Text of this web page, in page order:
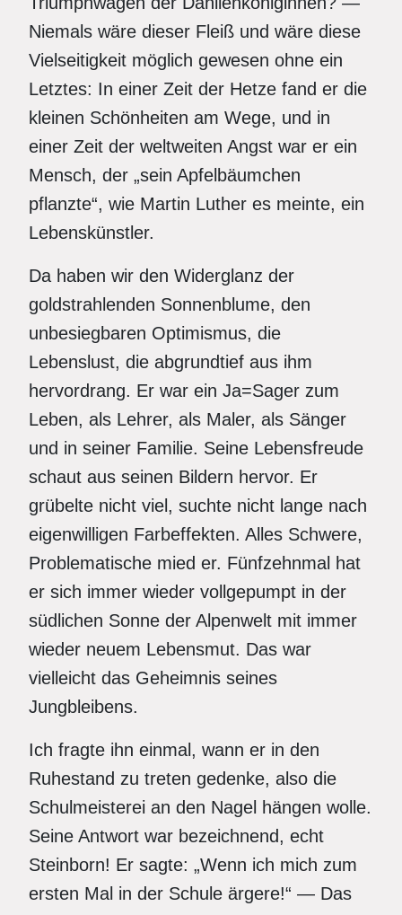
Niemals wäre dieser Fleiß und wäre diese
Vielseitigkeit möglich gewesen ohne ein
Letztes: In einer Zeit der Hetze fand er die
kleinen Schönheiten am Wege, und in
einer Zeit der weltweiten Angst war er ein
Mensch, der „sein Apfelbäumchen
pflanzte“, wie Martin Luther es meinte, ein
Lebenskünstler.
Da haben wir den Widerglanz der
goldstrahlenden Sonnenblume, den
unbesiegbaren Optimismus, die
Lebenslust, die abgrundtief aus ihm
hervordrang. Er war ein Ja=Sager zum
Leben, als Lehrer, als Maler, als Sänger
und in seiner Familie. Seine Lebensfreude
schaut aus seinen Bildern hervor. Er
grübelte nicht viel, suchte nicht lange nach
eigenwilligen Farbeffekten. Alles Schwere,
Problematische mied er. Fünfzehnmal hat
er sich immer wieder vollgepumpt in der
südlichen Sonne der Alpenwelt mit immer
wieder neuem Lebensmut. Das war
vielleicht das Geheimnis seines
Jungbleibens.
Ich fragte ihn einmal, wann er in den
Ruhestand zu treten gedenke, also die
Schulmeisterei an den Nagel hängen wolle.
Seine Antwort war bezeichnend, echt
Steinborn! Er sagte: „Wenn ich mich zum
ersten Mal in der Schule ärgere!“ — Das